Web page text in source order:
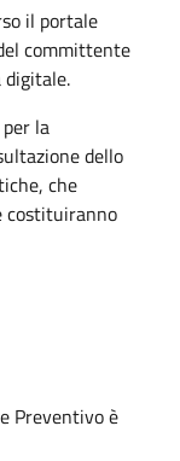
il portale
committente
la
dello
che
costituiranno
Preventivo è